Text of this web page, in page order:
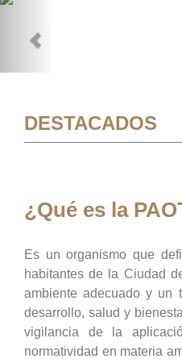
DESTACADOS
¿Qué es la
Es un organismo que
habitantes de la Ciudad
ambiente adecuado y un
desarrollo, salud y
vigilancia de la
normatividad en materia